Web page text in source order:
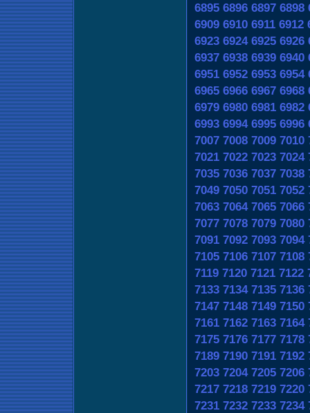
6895 6896 6897 6898
6909 6910 6911 6912
6923 6924 6925 6926
6937 6938 6939 6940
6951 6952 6953 6954
6965 6966 6967 6968
6979 6980 6981 6982
6993 6994 6995 6996
7007 7008 7009 7010
7021 7022 7023 7024
7035 7036 7037 7038
7049 7050 7051 7052
7063 7064 7065 7066
7077 7078 7079 7080
7091 7092 7093 7094
7105 7106 7107 7108
7119 7120 7121 7122
7133 7134 7135 7136
7147 7148 7149 7150
7161 7162 7163 7164
7175 7176 7177 7178
7189 7190 7191 7192
7203 7204 7205 7206
7217 7218 7219 7220
7231 7232 7233 7234